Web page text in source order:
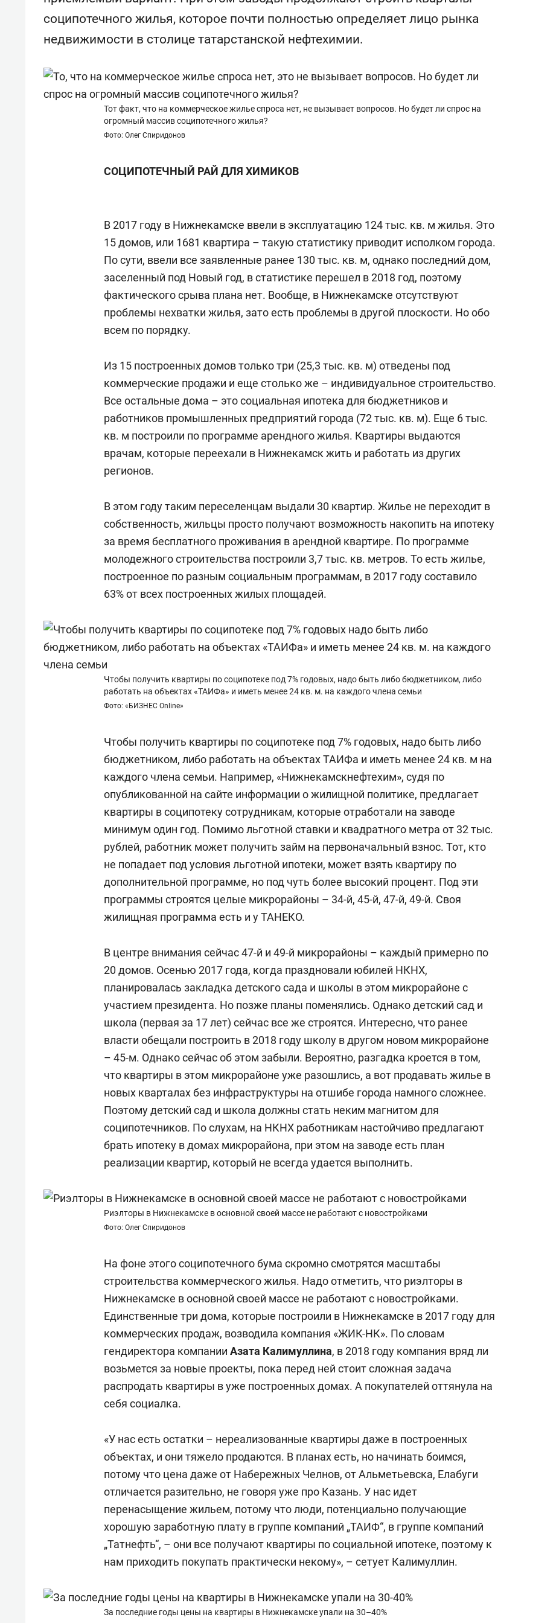
соципотечного жилья, которое почти полностью определяет лицо рынка
недвижимости в столице татарстанской нефтехимии.
Тот факт, что на коммерческое жилье спроса нет, не вызывает вопросов. Но будет ли спрос на
огромный массив соципотечного жилья?
Фото: Олег Спиридонов
СОЦИПОТЕЧНЫЙ РАЙ ДЛЯ ХИМИКОВ
В 2017 году в Нижнекамске ввели в эксплуатацию 124 тыс. кв. м жилья. Это
15 домов, или 1681 квартира – такую статистику приводит исполком города.
По сути, ввели все заявленные ранее 130 тыс. кв. м, однако последний дом,
заселенный под Новый год, в статистике перешел в 2018 год, поэтому
фактического срыва плана нет. Вообще, в Нижнекамске отсутствуют
проблемы нехватки жилья, зато есть проблемы в другой плоскости. Но обо
всем по порядку.
Из 15 построенных домов только три (25,3 тыс. кв. м) отведены под
коммерческие продажи и еще столько же – индивидуальное строительство.
Все остальные дома – это социальная ипотека для бюджетников и
работников промышленных предприятий города (72 тыс. кв. м). Еще 6 тыс.
кв. м построили по программе арендного жилья. Квартиры выдаются
врачам, которые переехали в Нижнекамск жить и работать из других
регионов.
В этом году таким переселенцам выдали 30 квартир. Жилье не переходит в
собственность, жильцы просто получают возможность накопить на ипотеку
за время бесплатного проживания в арендной квартире. По программе
молодежного строительства построили 3,7 тыс. кв. метров. То есть жилье,
построенное по разным социальным программам, в 2017 году составило
63% от всех построенных жилых площадей.
Чтобы получить квартиры по соципотеке под 7% годовых, надо быть либо бюджетником, либо
работать на объектах «ТАИФа» и иметь менее 24 кв. м. на каждого члена семьи
Фото: «БИЗНЕС Online»
Чтобы получить квартиры по соципотеке под 7% годовых, надо быть либо
бюджетником, либо работать на объектах ТАИФа и иметь менее 24 кв. м на
каждого члена семьи. Например, «Нижнекамскнефтехим», судя по
опубликованной на сайте информации о жилищной политике, предлагает
квартиры в соципотеку сотрудникам, которые отработали на заводе
минимум один год. Помимо льготной ставки и квадратного метра от 32 тыс.
рублей, работник может получить займ на первоначальный взнос. Тот, кто
не попадает под условия льготной ипотеки, может взять квартиру по
дополнительной программе, но под чуть более высокий процент. Под эти
программы строятся целые микрорайоны – 34-й, 45-й, 47-й, 49-й. Своя
жилищная программа есть и у ТАНЕКО.
В центре внимания сейчас 47-й и 49-й микрорайоны – каждый примерно по
20 домов. Осенью 2017 года, когда праздновали юбилей НКНХ,
планировалась закладка детского сада и школы в этом микрорайоне с
участием президента. Но позже планы поменялись. Однако детский сад и
школа (первая за 17 лет) сейчас все же строятся. Интересно, что ранее
власти обещали построить в 2018 году школу в другом новом микрорайоне
– 45-м. Однако сейчас об этом забыли. Вероятно, разгадка кроется в том,
что квартиры в этом микрорайоне уже разошлись, а вот продавать жилье в
новых кварталах без инфраструктуры на отшибе города намного сложнее.
Поэтому детский сад и школа должны стать неким магнитом для
соципотечников. По слухам, на НКНХ работникам настойчиво предлагают
брать ипотеку в домах микрорайона, при этом на заводе есть план
реализации квартир, который не всегда удается выполнить.
Риэлторы в Нижнекамске в основной своей массе не работают с новостройками
Фото: Олег Спиридонов
На фоне этого соципотечного бума скромно смотрятся масштабы
строительства коммерческого жилья. Надо отметить, что риэлторы в
Нижнекамске в основной своей массе не работают с новостройками.
Единственные три дома, которые построили в Нижнекамске в 2017 году для
коммерческих продаж, возводила компания «ЖИК-НК». По словам
гендиректора компании Азата Калимуллина, в 2018 году компания вряд ли
возьмется за новые проекты, пока перед ней стоит сложная задача
распродать квартиры в уже построенных домах. А покупателей оттянула на
себя социалка.
«У нас есть остатки – нереализованные квартиры даже в построенных
объектах, и они тяжело продаются. В планах есть, но начинать боимся,
потому что цена даже от Набережных Челнов, от Альметьевска, Елабуги
отличается разительно, не говоря уже про Казань. У нас идет
перенасыщение жильем, потому что люди, потенциально получающие
хорошую заработную плату в группе компаний „ТАИФ“, в группе компаний
„Татнефть“, – они все получают квартиры по социальной ипотеке, поэтому к
нам приходить покупать практически некому», – сетует Калимуллин.
За последние годы цены на квартиры в Нижнекамске упали на 30–40%
состоянием как основа
антихрупких команд